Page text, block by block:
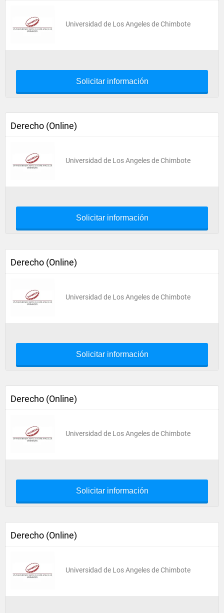
Universidad de Los Angeles de Chimbote
Solicitar información
Derecho (Online)
Universidad de Los Angeles de Chimbote
Solicitar información
Derecho (Online)
Universidad de Los Angeles de Chimbote
Solicitar información
Derecho (Online)
Universidad de Los Angeles de Chimbote
Solicitar información
Derecho (Online)
Universidad de Los Angeles de Chimbote